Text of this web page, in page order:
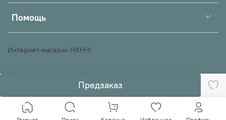
Предзаказ
Помощь
Интернет-магазин НХНЧ!